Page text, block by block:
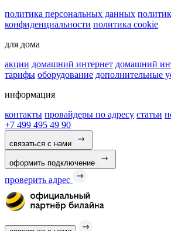
политика персональных данных
конфиденциальности политика cookie
для дома
акции домашний интернет домашний
тарифы оборудование дополнительные
информация
контакты провайдеры по адресу статьи
+7 499 495 49 90
связаться с нами
оформить подключение
проверить адрес